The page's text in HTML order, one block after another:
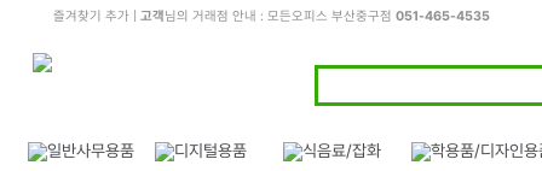
즐겨찾기 추가| 고객님의 거래점 안내 : 모든오피스 부산중구점 051-465-4535